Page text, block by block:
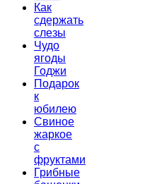
Как
сдержать
слезы
Чудо
ягоды
Годжи
Подарок
к
юбилею
Свиное
жаркое
с
фруктами
Грибные